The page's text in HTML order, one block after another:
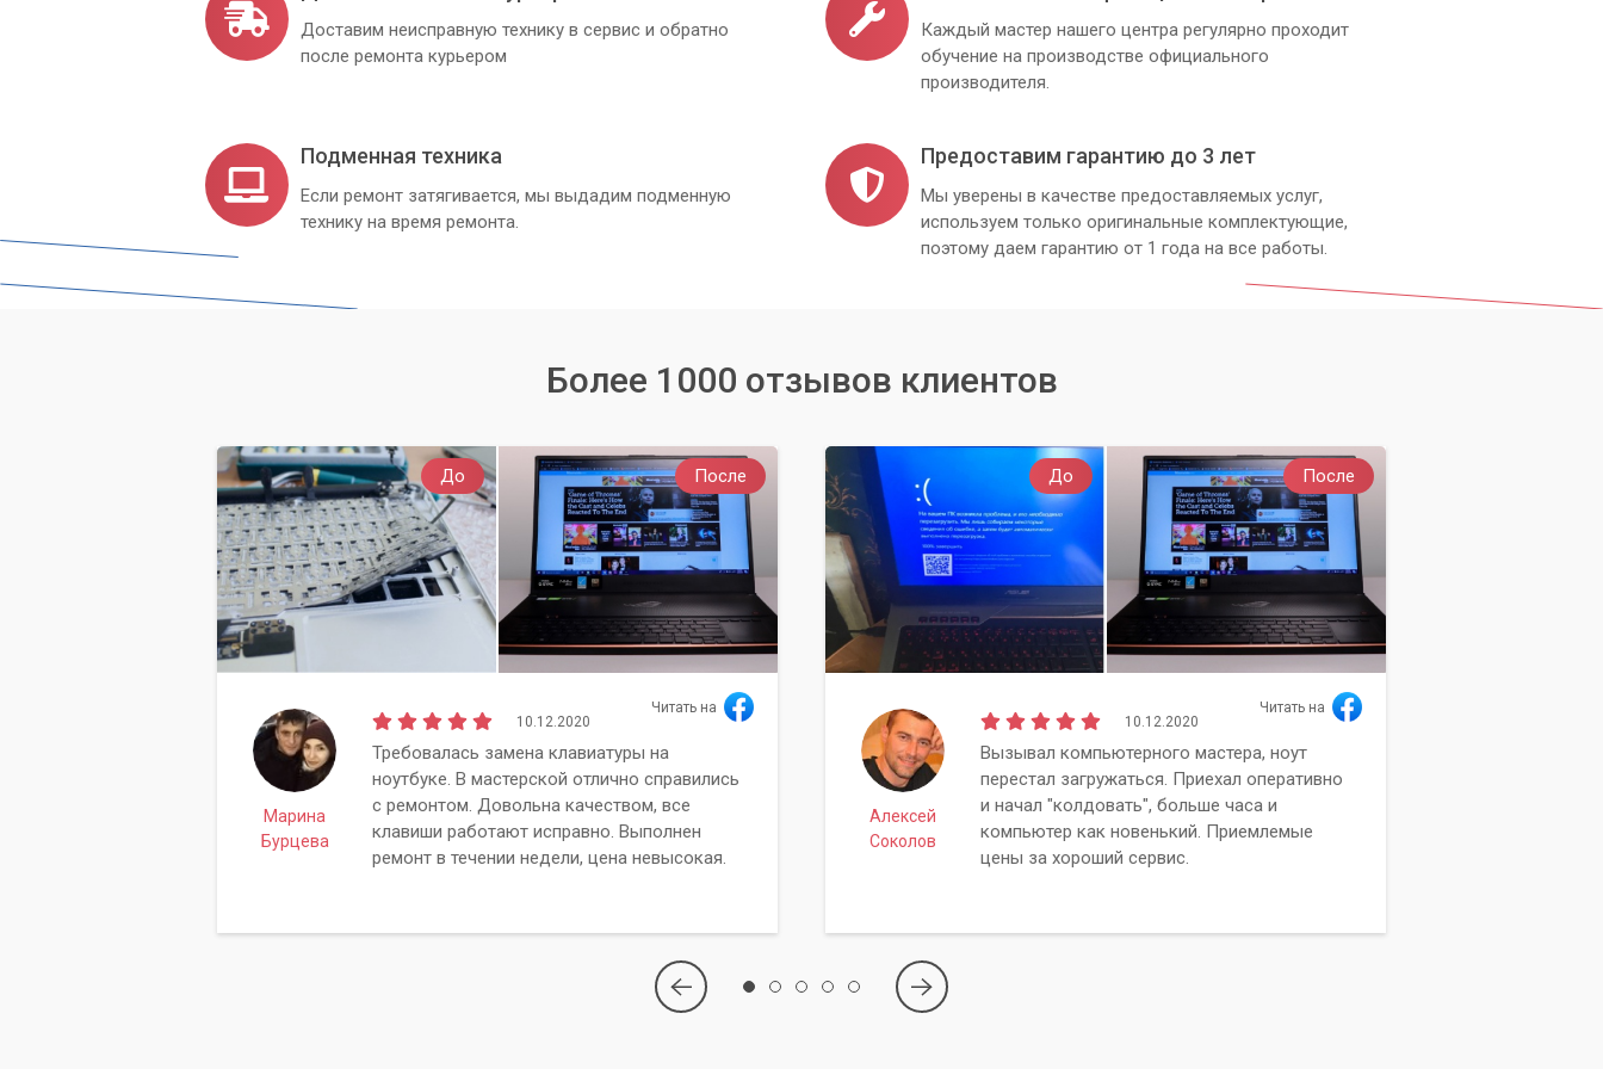
Доставим неисправную технику в сервис и обратно
после ремонта курьером
Каждый мастер нашего центра регулярно проходит
обучение на производстве официального
производителя.
Подменная техника
Если ремонт затягивается, мы выдадим подменную
технику на время ремонта.
Предоставим гарантию до 3 лет
Мы уверены в качестве предоставляемых услуг,
используем только оригинальные комплектующие,
поэтому даем гарантию от 1 года на все работы.
Более 1000 отзывов клиентов
До После
Читать на
Марина
Бурцева
10.12.2020
Требовалась замена клавиатуры на
ноутбуке. В мастерской отлично справились
с ремонтом. Довольна качеством, все
клавиши работают исправно. Выполнен
ремонт в течении недели, цена невысокая.
До После
Читать на
Алексей
Соколов
10.12.2020
Вызывал компьютерного мастера, ноут
перестал загружаться. Приехал оперативно
и начал "колдовать", больше часа и
компьютер как новенький. Приемлемые
цены за хороший сервис.